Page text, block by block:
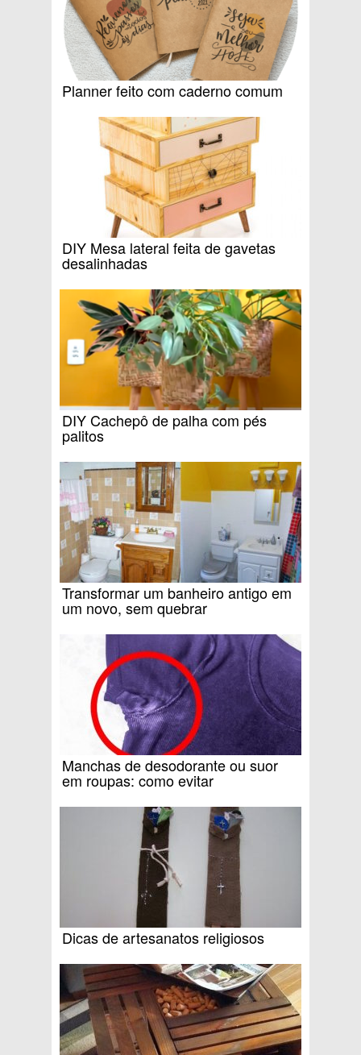
Planner feito com caderno comum
DIY Mesa lateral feita de gavetas
desalinhadas
DIY Cachepô de palha com pés
palitos
Transformar um banheiro antigo em
um novo, sem quebrar
Manchas de desodorante ou suor
em roupas: como evitar
Dicas de artesanatos religiosos